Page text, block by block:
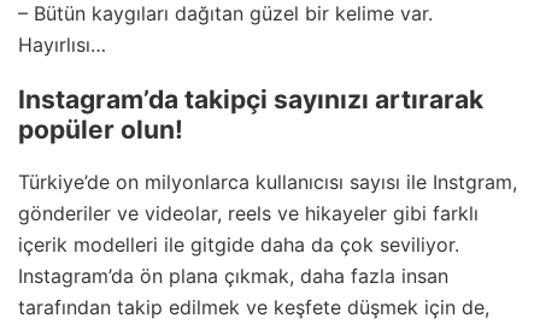
– Bütün kaygıları dağıtan güzel bir kelime var.
Hayırlısı…
Instagram’da takipçi sayınızı artırarak
popüler olun!
Türkiye’de on milyonlarca kullanıcısı sayısı ile Instgram,
gönderiler ve videolar, reels ve hikayeler gibi farklı
içerik modelleri ile gitgide daha da çok seviliyor.
Instagram’da ön plana çıkmak, daha fazla insan
tarafından takip edilmek ve keşfete düşmek için de,